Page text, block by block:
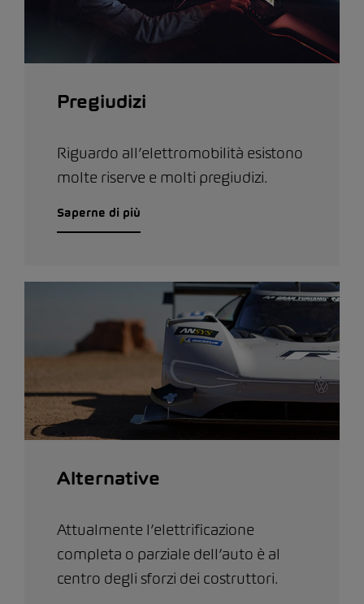
Pregiudizi
Riguardo all’elettromobilità esistono
molte riserve e molti pregiudizi.
Saperne di più
Alternative
Attualmente l’elettrificazione
completa o parziale dell’auto è al
centro degli sforzi dei costruttori.